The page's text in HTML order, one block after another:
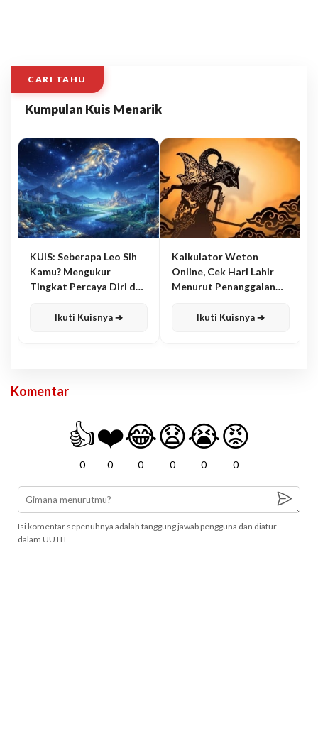
CARI TAHU
Kumpulan Kuis Menarik
KUIS: Seberapa Leo Sih
Kamu? Mengukur
Tingkat Percaya Diri dan
Ikuti Kuisnya ➔
Kalkulator Weton
Online, Cek Hari Lahir
Menurut Penanggalan
Ikuti Kuisnya ➔
Komentar
👍
0
❤️
0
😂
0
😧
0
😭
0
😡
0
Isi komentar sepenuhnya adalah tanggung jawab pengguna dan diatur
dalam UU ITE